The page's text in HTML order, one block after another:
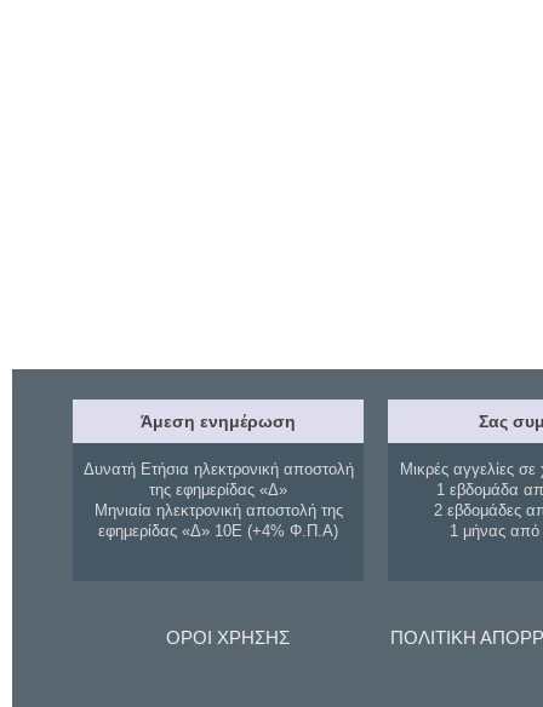
Άμεση ενημέρωση
Δυνατή Ετήσια ηλεκτρονική αποστολή
της εφημερίδας «Δ»
Μηνιαία ηλεκτρονική αποστολή της
εφημερίδας «Δ» 10Ε (+4% Φ.Π.Α)
Σας
Μικρές αγγελίες σε
1 εβδομάδα
2 εβδομάδες
1 μήνας
ΟΡΟΙ ΧΡΗΣΗΣ ΠΟΛΙΤΙΚΗ